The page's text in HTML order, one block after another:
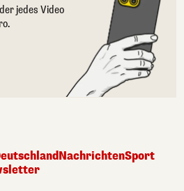
jedes Video
NachrichtenSport